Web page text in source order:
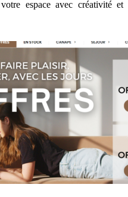
espace avec créativité et